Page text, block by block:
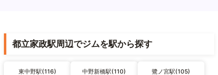
都立家政駅周辺でジムを駅から探す
東中野駅(116) 中野新橋駅(110) 鷺ノ宮駅(105)